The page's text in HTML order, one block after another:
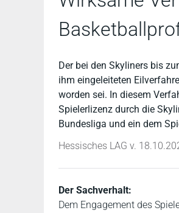
Der bei den Skyliners bis
ihm eingeleiteten
worden sei. In diesem
Spielerlizenz durch die
Bundesliga und ein dem
Hessisches LAG v.
Der Sachverhalt:
Dem Engagement des